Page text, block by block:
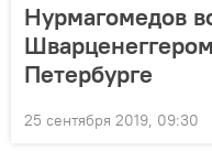
Нурмагомедов
Петербурге
25 сентября 2019, 09:30